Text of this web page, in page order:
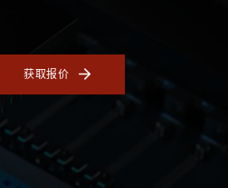
获取报价